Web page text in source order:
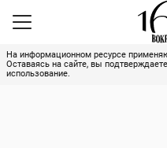
На информационном ресурсе
Оставаясь на сайте, вы
использование.